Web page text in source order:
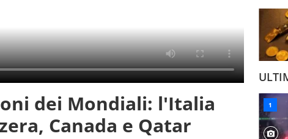
dei Mondiali: l'Italia
Canada e Qatar